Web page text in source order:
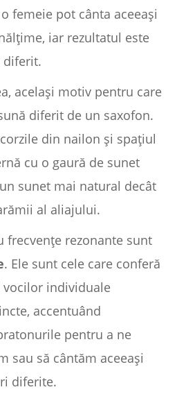
femeie pot cânta aceeași
iar rezultatul este
diferit.
același motiv pentru care
diferit de un saxofon.
din nailon și spațiul
cu o gaură de sunet
sunet mai natural decât
al aliajului.
frecvențe rezonante sunt
. Ele sunt cele care conferă
individuale
accentuând
pentru a ne
sau să cântăm aceeași
diferite.